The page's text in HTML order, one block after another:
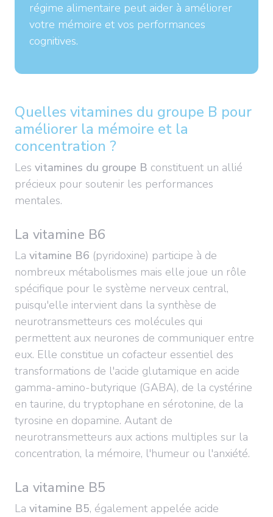
régime alimentaire peut aider à améliorer
votre mémoire et vos performances
cognitives.
Quelles vitamines du groupe B pour
améliorer la mémoire et la
concentration ?
Les vitamines du groupe B constituent un allié
précieux pour soutenir les performances
mentales.
La vitamine B6
La vitamine B6 (pyridoxine) participe à de
nombreux métabolismes mais elle joue un rôle
spécifique pour le système nerveux central,
puisqu'elle intervient dans la synthèse de
neurotransmetteurs ces molécules qui
permettent aux neurones de communiquer entre
eux. Elle constitue un cofacteur essentiel des
transformations de l'acide glutamique en acide
gamma-amino-butyrique (GABA), de la cystérine
en taurine, du tryptophane en sérotonine, de la
tyrosine en dopamine. Autant de
neurotransmetteurs aux actions multiples sur la
concentration, la mémoire, l'humeur ou l'anxiété.
La vitamine B5
La vitamine B5, également appelée acide